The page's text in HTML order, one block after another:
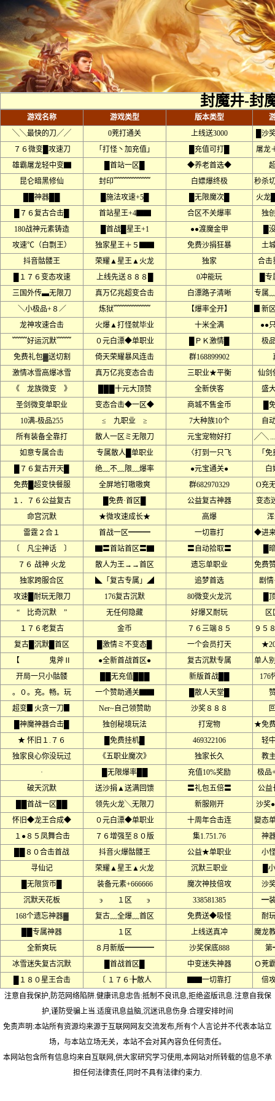
封魔井-封
游戏名称 游戏类型 版本类型
╲╲最快的刀╱╱
0茺打通关 上线送3000
█沙
７６微变█攻速刀
「打怪丶加充值」 █充值可打█
屠龙
雄霸屠龙轻中变▇
█首站一区█ ◆养老首选◆
昆仑暗黑修仙
封印﹌﹌﹌﹌﹌ 白嫖爆终极
秒杀
██神器██
█施法攻速+5█ █无限魔次█
火龙
█７６复古合击█
首站星王+4▇▇ 合区不关爆率
独
180战神元素铸造
█首战█星王+1 ●●渡魔金甲
█
攻速℃（白剽王）
独家星王＋５▇▇ 免费沙捐狂暴
土
抖音骷髅王
荣耀▲星王▲火龙 独家
合击
█１７６变态攻速
上线先送８８８█ 0冲能玩
█
三国外传▃无限刀
真万亿兆超变合击 白漂路子清晰
专属
＼小极品+８／
炼狱﹌﹌﹌﹌﹌ 【爆率全开】
▊新
龙神攻速合击
火爆▲打怪就毕业 十米全满
●●
﹌﹌好运沉默﹌﹌
０元白漂◆单职业 █ＰＫ激情█
极
免费礼包▓送切割
倚天荣耀暴风连击 群168899902
激情冰雪高爆冰雪
真万亿兆变态合击 三职业★平衡
仙剑
《 龙族微变 》
███十元大顶赞 全新侠客
盛
圣剑微变单职业
变态合击◆一区◆ 商城不售金币
█
10满-极品255
≤ 九职业 ≥ 7大种族10个
自
所有装备全靠打
散人一区ミ无限刀 元宝宠物好打
╱╲﹍
如意专属合击
专属散人█单职业 〈打到一只飞
「
█７６复古开天█
绝﹏不﹏限﹏爆率 ●元宝通关●
白
免费█超变快餐服
全屏地钉嗷嗷爽 群682970329
O充
１．７６公益复古
█免费·首区█ 公益复古神器
变态
命宫沉默
★微攻速成长★ 高爆
雷霆２合１
首战一区━━━ 一切靠打
◆进
〔 凡尘神话 〕
▇〓首站首区〓▇ 〓自动拾取〓
█
７６ 战神 火龙
散人为王→→首区 遗忘单职业
免费
独家跨服合区
◣「复古专属」◢ 追梦首选
剧情
攻速█耐玩无限刀
176复古沉默 80微变火龙沉
█
“ 比奇沉默 ”
无任何隐藏 好爆又耐玩
１７６老复古
金币 ７６三端８５
９５
复古█沉默█首区
█激情ミ不变态█ 一个会员打天
【 鬼斧Ⅱ
●全新首战首区● 复古沉默专属
单人
开局一只小骷髅
██无充值███ 新版首战██
176
。０。充。畅。玩
一个赞助通关▇▇ █散人天堂█
超变▊火贪一刀▊
Ner~自己领赞助 沙奖８８８
█神魔神器合击█
独创秘境玩法 打宠物
★免
★ 怀旧１.７６
█免费挂机█ 469322106
轻
独家良心你没玩过
《五职业魔次》 独家长久
教
·
█无限爆率██ 充值10%奖励
极品
破天沉默
送沙捐▲送满回馈 〓礼包五倍〓
公益
██首战一区██
领先火龙╲无限刀 新服刚开
沙奖
怀旧◆龙王合成◆
０元白漂◆单职业 十周年合击连
變态
１●８５凤舞合击
７６增强至８０版 集1.751.76
神
██８０合击首战
抖音火爆骷髅王 公益★单职业
小
寻仙记
荣耀▲星王▲火龙 沉默三职业
█
█无限货币█
装备元素+666666 魔次神技倍攻
沙
沉默天花板
э １区 э 338581385
━
168个遗忘神器▓
复古﹏全爆﹏首区 免费送◆吸怪
耐
██专属神器
１区 上线送真冲
魔龙
全新爽玩
８月新版━━━━ 沙奖保底888
冰雪迷失复古沉默
█首战首区█ 中变迷失神器
Ｏ茺
█１８０星王合击
〔 １７６╊散人 ▇▇一切靠打
倍
注意自我保护,防范网络陷阱.健康讯息忠告:抵制不良讯息,拒绝盗版讯息.注意自我保
护,谨防受骗上当.适度讯息益脑,沉迷讯息伤身.合理安排时间
免责声明:本站所有资源均来源于互联网网友交流发布,所有个人言论并不代表本站立
场，与本站立场无关，本站不会对其內容负任何责任。
本网站包含所有信息均来自互联网,供大家研究学习使用,本网站对所转载的信息不承
担任何法律责任,同时不具有法律约束力.